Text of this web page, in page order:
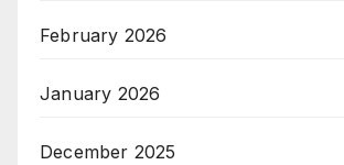
February 2026
January 2026
December 2025